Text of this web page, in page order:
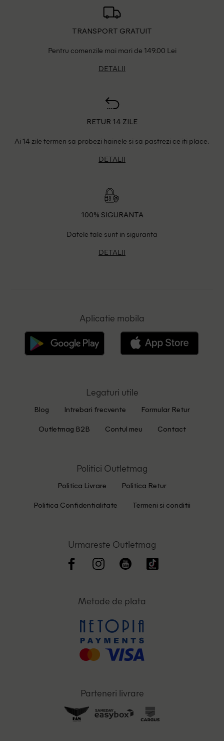
TRANSPORT GRATUIT
Pentru comenzile mai mari de 149.00 Lei
DETALII
RETUR 14 ZILE
Ai 14 zile termen sa probezi hainele si sa pastrezi ce iti place.
DETALII
100% SIGURANTA
Datele tale sunt in siguranta
DETALII
Aplicatie mobila
Legaturi utile
Blog Intrebari frecvente Formular Retur
Outletmag B2B Contul meu Contact
Politici Outletmag
Politica Livrare Politica Retur
Politica Confidentialitate Termeni si conditii
Urmareste Outletmag
Metode de plata
Parteneri livrare